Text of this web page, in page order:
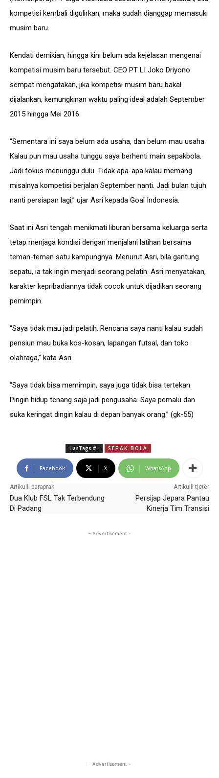
kompetisi kembali digulirkan, maka sudah dianggap memasuki
musim baru.
Kendati demikian, hingga kini belum ada kejelasan mengenai
kompetisi musim baru tersebut. CEO PT LI Joko Driyono
sempat mengatakan, jika kompetisi musim baru bakal
dijalankan, kemungkinan waktu paling ideal adalah September
2015 hingga Mei 2016.
“Sementara ini saya belum ada usaha, dan belum mau usaha.
Kalau pun mau usaha tunggu saya berhenti main sepakbola.
Jadi fokus menunggu dulu. Tidak apa-apa kalau memang
misalnya kompetisi berjalan September nanti. Jadi bulan tujuh
nanti persiapan lagi,” ujar Asri kepada Goal Indonesia.
Saat ini Asri tengah menikmati liburan bersama keluarga serta
tetap menjaga kondisi dengan menjalani latihan bersama
teman-teman satu kampungnya. Menurut Asri, bila gantung
sepatu, ia tak ingin menjadi seorang pelatih. Asri menyatakan,
karakter kepribadiannya tidak cocok untuk dijadikan seorang
pemimpin.
“Saya tidak mau jadi pelatih. Rencana saya nanti kalau sudah
pensiun mau buka kos-kosan, lapangan futsal, dan toko
olahraga,” kata Asri.
“Saya tidak bisa memimpin, saya juga tidak bisa tertekan.
Pingin hidup tenang saja jadi pengusaha. Saya pemalu dan
suka keringat dingin kalau di depan banyak orang.” (gk-55)
HasTags # : SEPAK BOLA
Facebook X WhatsApp
Artikulli paraprak
Dua Klub FSL Tak Terbendung
Di Padang
Artikulli tjetër
Persijap Jepara Pantau
Kinerja Tim Transisi
- Advertisement -
- Advertisement -